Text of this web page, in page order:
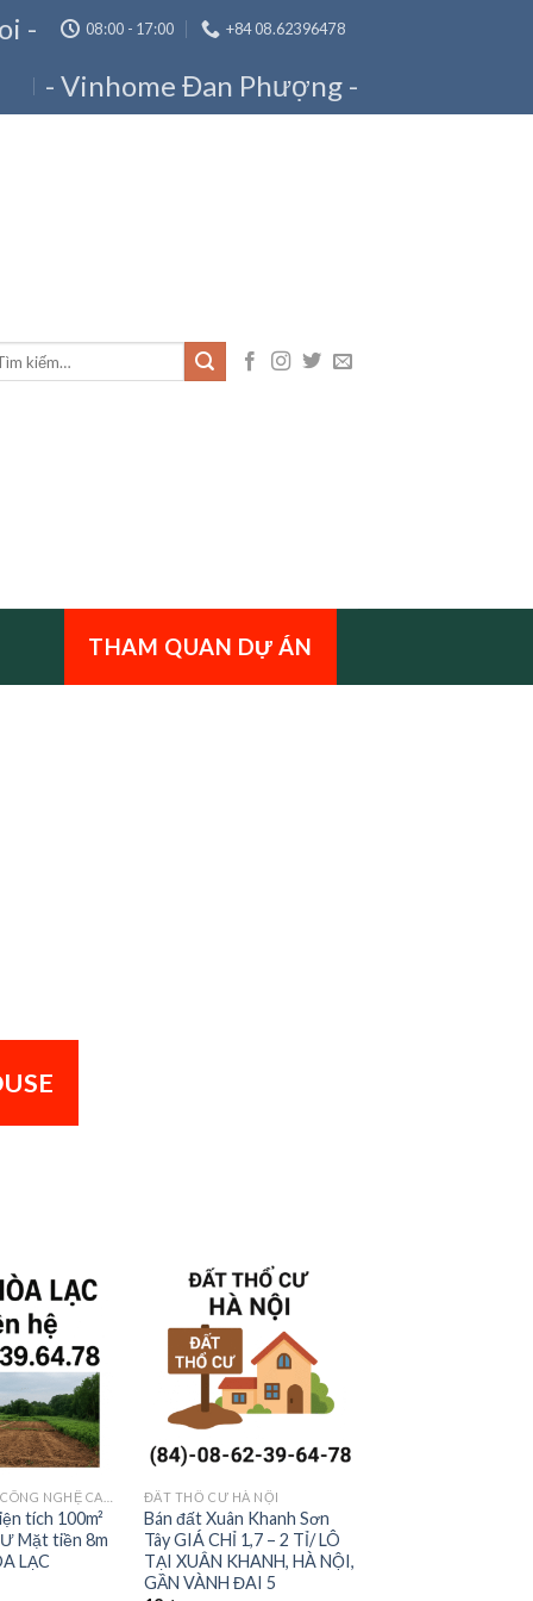
- 08:00 - 17:00 +84 08.62396478
- Vinhome Đan Phượng -
THAM QUAN DỰ ÁN
tích 100m²
Mặt tiền 8m
LẠC
ĐẤT THỔ CƯ HÀ NỘI
Bán đất Xuân Khanh Sơn
Tây GIÁ CHỈ 1,7 – 2 TỈ/ LÔ
TẠI XUÂN KHANH, HÀ NỘI,
GẦN VÀNH ĐAI 5